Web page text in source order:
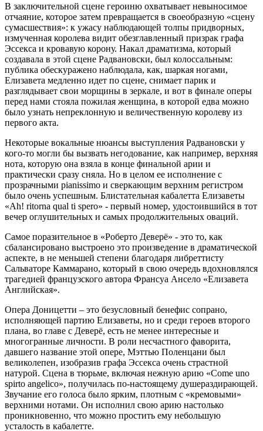
В заключительной сцене героиню охватывает невыносимое
отчаяние, которое затем превращается в своеобразную «сцену
сумасшествия»: к ужасу наблюдающей толпы придворных,
измученная королева видит обезглавленный призрак графа
Эссекса и кровавую корону. Накал драматизма, который
создавала в этой сцене Радвановски, был колоссальным:
публика обескуражено наблюдала, как, шаркая ногами,
Елизавета медленно идет по сцене, снимает парик и
разглядывает свои морщины в зеркале, и вот в финале оперы
перед нами стояла пожилая женщина, в которой едва можно
было узнать непреклонную и величественную королеву из
первого акта.
Некоторые вокальные нюансы выступления Радвановски у
кого-то могли бы вызвать негодование, как например, верхняя
нота, которую она взяла в конце финальной арии и
практически сразу сняла. Но в целом ее исполнение с
прозрачными pianissimo и сверкающим верхним регистром
было очень успешным. Блистательная кабалетта Елизаветы
«Ah! ritorna qual ti spero» - первый номер, удостоившийся в тот
вечер оглушительных и самых продолжительных оваций.
Самое поразительное в «Роберто Деверё» - это то, как
сбалансировано выстроено это произведение в драматической
аспекте, в не меньшей степени благодаря либреттисту
Сальваторе Каммарано, который в свою очередь вдохновлялся
трагедией французского автора Франсуа Ансело «Елизавета
Английская».
Опера Доницетти – это безусловный бенефис сопрано,
исполняющей партию Елизаветы, но и среди героев второго
плана, во главе с Деверё, есть не менее интересные и
многогранные личности. В роли несчастного фаворита,
давшего название этой опере, Мэттью Поленцани был
великолепен, изобразив графа Эссекса очень страстной
натурой. Сцена в тюрьме, включая нежную арию «Come uno
spirto angelico», получилась по-настоящему душераздирающей.
Звучание его голоса было ярким, плотным с «кремовыми»
верхними нотами. Он исполнил свою арию настолько
проникновенно, что можно простить ему небольшую
усталость в кабалетте.